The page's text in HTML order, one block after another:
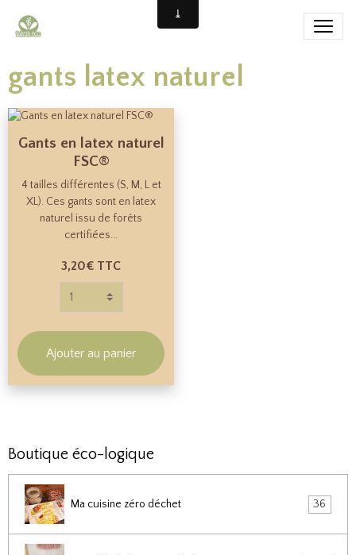
gants latex naturel
Gants en latex naturel
FSC®
4 tailles différentes (S, M, L et
XL). Ces gants sont en latex
naturel issu de forêts
certifiées...
3,20€ TTC
Ajouter au panier
Boutique éco-logique
Ma cuisine zéro déchet 36